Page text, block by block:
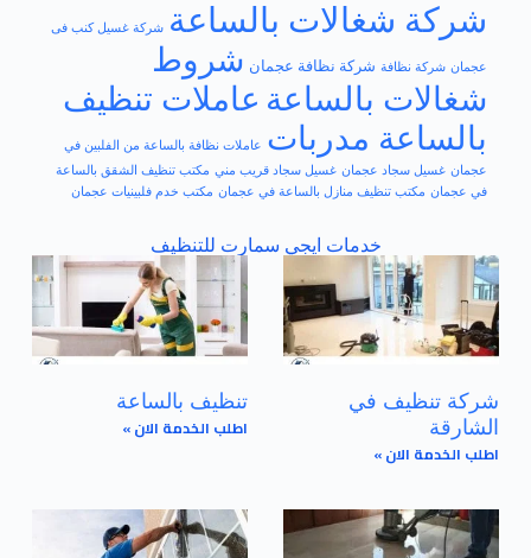
شركة شغالات بالساعة شركة غسيل كنب فى
عجمان شركة نظافة شركة نظافة عجمان شروط
شغالات بالساعة عاملات تنظيف
بالساعة مدربات عاملات نظافة بالساعة من الفلبين في
عجمان غسيل سجاد عجمان غسيل سجاد قريب مني مكتب تنظيف الشقق بالساعة
في عجمان مكتب تنظيف منازل بالساعة في عجمان مكتب خدم فلبينيات عجمان
خدمات ايجي سمارت للتنظيف
شركة تنظيف في
الشارقة
اطلب الخدمة الان »
تنظيف بالساعة
اطلب الخدمة الان »